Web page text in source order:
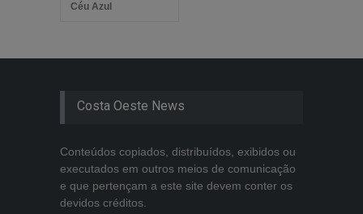
Céu Azul
Costa Oeste News
Conteúdos copiados, distribuídos, exibidos ou
executados em outros meios de comunicação
e que pertençam a este site devem conter os
devidos créditos.